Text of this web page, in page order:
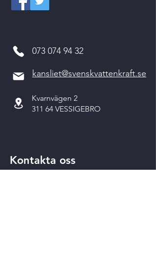
073 074 94 32
kansliet@svenskvattenkraft.se
Kvarnvägen 2
311 64 VESSIGEBRO
Kontakta oss